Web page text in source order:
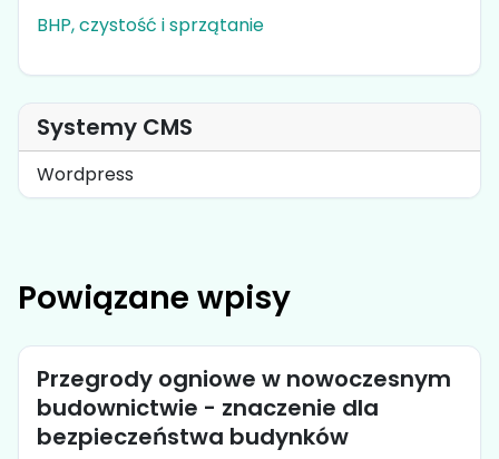
BHP, czystość i sprzątanie
Systemy CMS
Wordpress
Powiązane wpisy
Przegrody ogniowe w nowoczesnym
budownictwie - znaczenie dla
bezpieczeństwa budynków